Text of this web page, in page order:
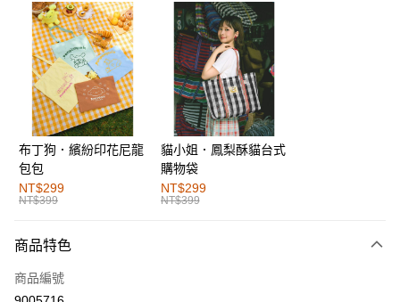
購物金
超商取貨付款
LINE Pay
街口支付
運送方式
全家取貨付款
每筆NT$60，滿NT$1,000(含以上)免運費
付款後全家取貨
萊爾富取貨付款
布丁狗．繽紛印花尼龍
包包
NT$299
NT$399
貓小姐．鳳梨酥貓台式
購物袋
NT$299
NT$399
商品特色
商品編號